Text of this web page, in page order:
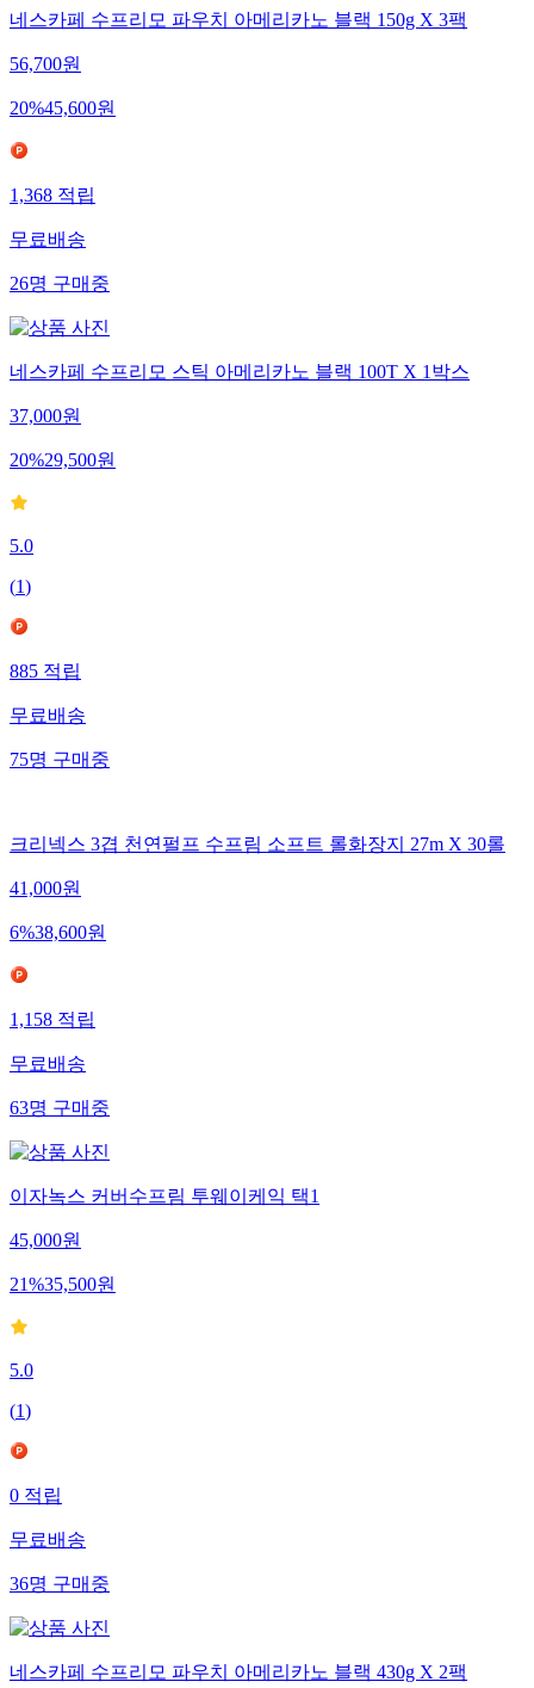
네스카페 수프리모 파우치 아메리카노 블랙 150g X 3팩
56,700원
20%45,600원
1,368적립
무료배송
26명구매중
네스카페 수프리모 스틱 아메리카노 블랙 100T X 1박스
37,000원
20%29,500원
5.0
(1)
885적립
무료배송
75명구매중
크리넥스 3겹 천연펄프 수프림 소프트 롤화장지 27m X 30롤
41,000원
6%38,600원
1,158적립
무료배송
63명구매중
이자녹스 커버수프림 투웨이케익 택1
45,000원
21%35,500원
5.0
(1)
0적립
무료배송
36명구매중
네스카페 수프리모 파우치 아메리카노 블랙 430g X 2팩